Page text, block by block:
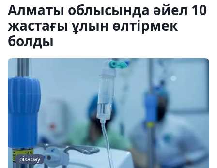
Алматы облысында әйел 10
жастағы ұлын өлтірмек
болды
pixabay